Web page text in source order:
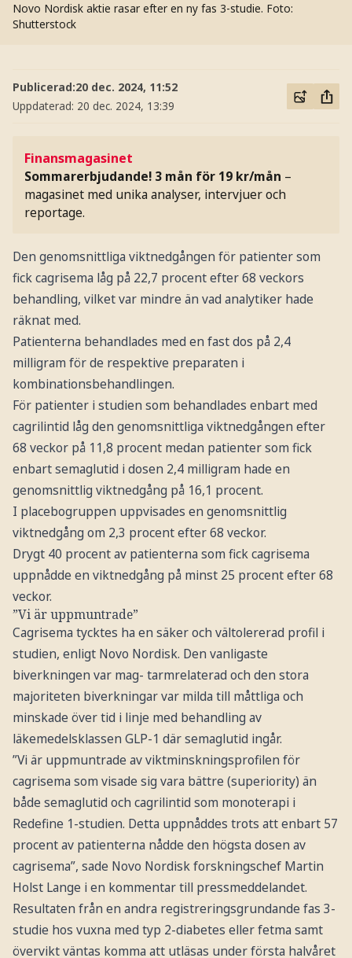
Novo Nordisk aktie rasar efter en ny fas 3-studie. Foto:
Shutterstock
Publicerad:20 dec. 2024, 11:52
Uppdaterad: 20 dec. 2024, 13:39
Finansmagasinet
Sommarerbjudande! 3 mån för 19 kr/mån –
magasinet med unika analyser, intervjuer och
reportage.
Den genomsnittliga viktnedgången för patienter som
fick cagrisema låg på 22,7 procent efter 68 veckors
behandling, vilket var mindre än vad analytiker hade
räknat med.
Patienterna behandlades med en fast dos på 2,4
milligram för de respektive preparaten i
kombinationsbehandlingen.
För patienter i studien som behandlades enbart med
cagrilintid låg den genomsnittliga viktnedgången efter
68 veckor på 11,8 procent medan patienter som fick
enbart semaglutid i dosen 2,4 milligram hade en
genomsnittlig viktnedgång på 16,1 procent.
I placebogruppen uppvisades en genomsnittlig
viktnedgång om 2,3 procent efter 68 veckor.
Drygt 40 procent av patienterna som fick cagrisema
uppnådde en viktnedgång på minst 25 procent efter 68
veckor.
”Vi är uppmuntrade”
Cagrisema tycktes ha en säker och vältolererad profil i
studien, enligt Novo Nordisk. Den vanligaste
biverkningen var mag- tarmrelaterad och den stora
majoriteten biverkningar var milda till måttliga och
minskade över tid i linje med behandling av
läkemedelsklassen GLP-1 där semaglutid ingår.
”Vi är uppmuntrade av viktminskningsprofilen för
cagrisema som visade sig vara bättre (superiority) än
både semaglutid och cagrilintid som monoterapi i
Redefine 1-studien. Detta uppnåddes trots att enbart 57
procent av patienterna nådde den högsta dosen av
cagrisema”, sade Novo Nordisk forskningschef Martin
Holst Lange i en kommentar till pressmeddelandet.
Resultaten från en andra registreringsgrundande fas 3-
studie hos vuxna med typ 2-diabetes eller fetma samt
övervikt väntas komma att utläsas under första halvåret